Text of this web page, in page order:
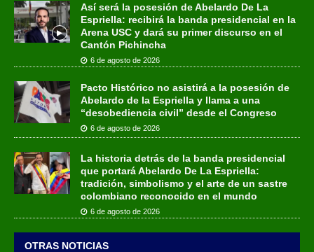
Así será la posesión de Abelardo De La
Espriella: recibirá la banda presidencial en la
Arena USC y dará su primer discurso en el
Cantón Pichincha
6 de agosto de 2026
Pacto Histórico no asistirá a la posesión de
Abelardo de la Espriella y llama a una
“desobediencia civil” desde el Congreso
6 de agosto de 2026
La historia detrás de la banda presidencial
que portará Abelardo De La Espriella:
tradición, simbolismo y el arte de un sastre
colombiano reconocido en el mundo
6 de agosto de 2026
OTRAS NOTICIAS